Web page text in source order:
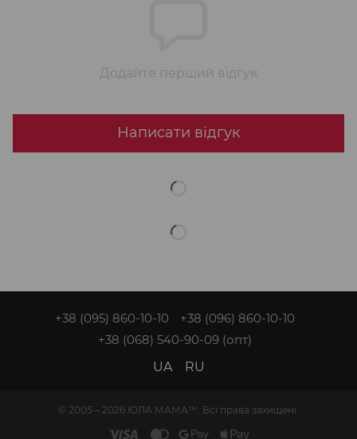
Додайте перший відгук
Написати відгук
+38 (095) 860-10-10
+38 (096) 860-10-10
+38 (068) 540-90-09 (опт)
© 2005 – 2026 ЮЛА МАМА™. Всі права захищені.
UA RU